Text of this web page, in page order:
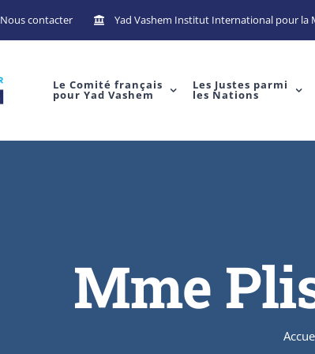
Nous contacter Yad Vashem Institut International pour la
Le Comité français
pour Yad Vashem
Les Justes parmi
les Nations
Mme